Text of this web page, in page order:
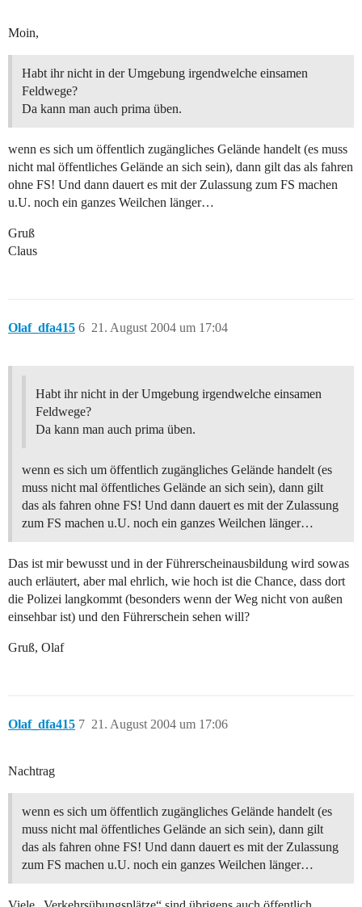
Moin,
Habt ihr nicht in der Umgebung irgendwelche einsamen
Feldwege?
Da kann man auch prima üben.
wenn es sich um öffentlich zugängliches Gelände handelt (es muss
nicht mal öffentliches Gelände an sich sein), dann gilt das als fahren
ohne FS! Und dann dauert es mit der Zulassung zum FS machen
u.U. noch ein ganzes Weilchen länger…
Gruß
Claus
Olaf_dfa415 21. August 2004 um 17:04
6
Habt ihr nicht in der Umgebung irgendwelche einsamen
Feldwege?
Da kann man auch prima üben.
wenn es sich um öffentlich zugängliches Gelände handelt (es
muss nicht mal öffentliches Gelände an sich sein), dann gilt
das als fahren ohne FS! Und dann dauert es mit der Zulassung
zum FS machen u.U. noch ein ganzes Weilchen länger…
Das ist mir bewusst und in der Führerscheinausbildung wird sowas
auch erläutert, aber mal ehrlich, wie hoch ist die Chance, dass dort
die Polizei langkommt (besonders wenn der Weg nicht von außen
einsehbar ist) und den Führerschein sehen will?
Gruß, Olaf
Olaf_dfa415 21. August 2004 um 17:06
7
Nachtrag
wenn es sich um öffentlich zugängliches Gelände handelt (es
muss nicht mal öffentliches Gelände an sich sein), dann gilt
das als fahren ohne FS! Und dann dauert es mit der Zulassung
zum FS machen u.U. noch ein ganzes Weilchen länger…